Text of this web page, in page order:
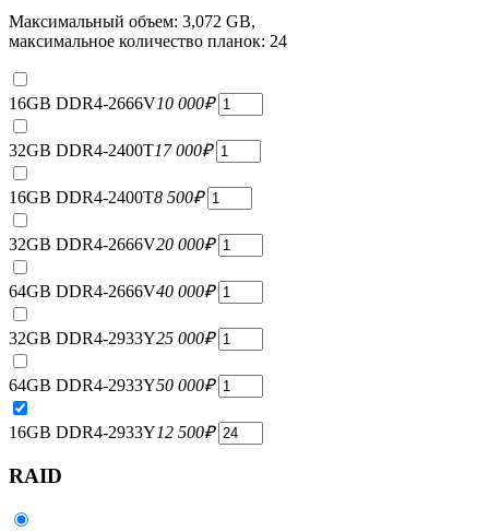
Максимальный объем: 3,072 GB,
максимальное количество планок: 24
16GB DDR4-2666V10 000₽
32GB DDR4-2400T17 000₽
16GB DDR4-2400T8 500₽
32GB DDR4-2666V20 000₽
64GB DDR4-2666V40 000₽
32GB DDR4-2933Y25 000₽
64GB DDR4-2933Y50 000₽
16GB DDR4-2933Y12 500₽
RAID